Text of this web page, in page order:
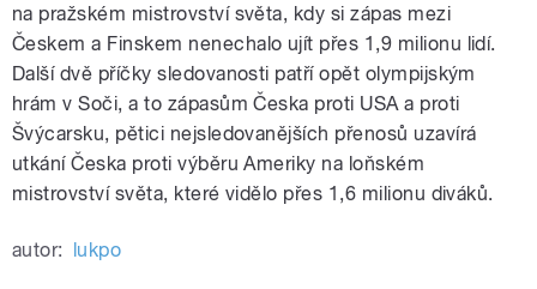
na pražském mistrovství světa, kdy si zápas mezi
Českem a Finskem nenechalo ujít přes 1,9 milionu lidí.
Další dvě příčky sledovanosti patří opět olympijským
hrám v Soči, a to zápasům Česka proti USA a proti
Švýcarsku, pětici nejsledovanějších přenosů uzavírá
utkání Česka proti výběru Ameriky na loňském
mistrovství světa, které vidělo přes 1,6 milionu diváků.
autor: lukpo